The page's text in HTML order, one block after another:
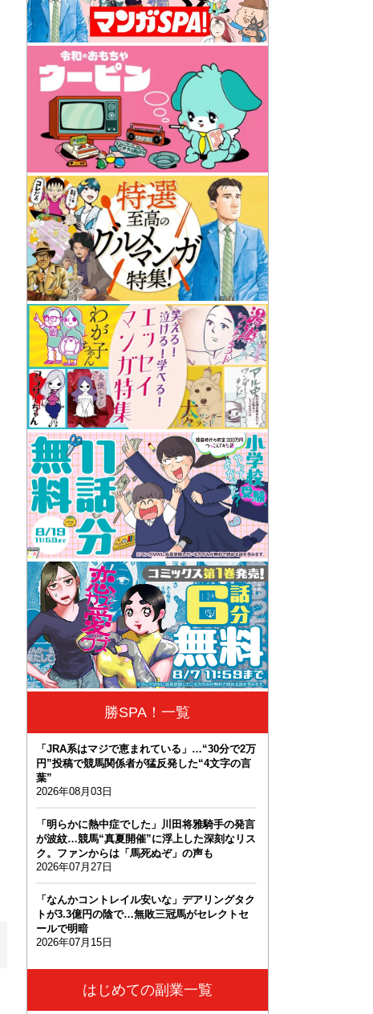
勝SPA！一覧
「JRA系はマジで恵まれている」…“30分で2万
円”投稿で競馬関係者が猛反発した“4文字の言
葉”
2026年08月03日
「明らかに熱中症でした」川田将雅騎手の発言
が波紋…競馬“真夏開催”に浮上した深刻なリス
ク。ファンからは「馬死ぬぞ」の声も
2026年07月27日
「なんかコントレイル安いな」デアリングタク
トが3.3億円の陰で…無敗三冠馬がセレクトセ
ールで明暗
2026年07月15日
はじめての副業一覧